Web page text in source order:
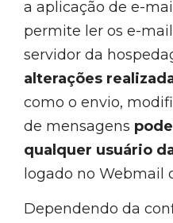
a aplicação de e-
permite ler os e-
servidor da
alterações
como o envio,
de mensagens
qualquer usuário
logado no Webmail
Dependendo da